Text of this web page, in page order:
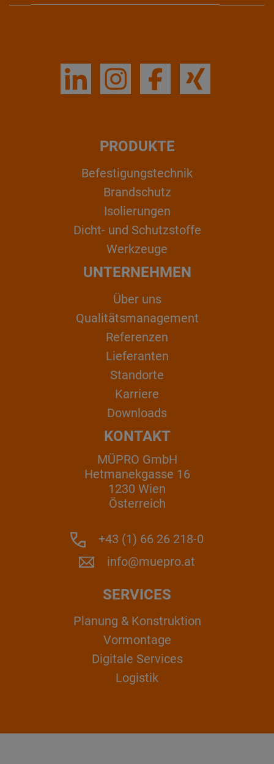
PRODUKTE
Befestigungstechnik
Brandschutz
Isolierungen
Dicht- und Schutzstoffe
Werkzeuge
UNTERNEHMEN
Über uns
Qualitätsmanagement
Referenzen
Lieferanten
Standorte
Karriere
Downloads
KONTAKT
MÜPRO GmbH
Hetmanekgasse 16
1230 Wien
Österreich
+43 (1) 66 26 218-0
info@muepro.at
SERVICES
Planung & Konstruktion
Vormontage
Digitale Services
Logistik